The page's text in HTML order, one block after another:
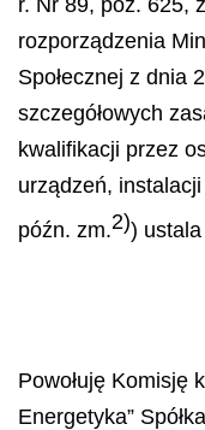
r. Nr 89, poz. 625,
rozporządzenia
Społecznej z dnia
szczegółowych
kwalifikacji przez
urządzeń,
późn. zm.2)) ustala
Powołuję Komisję
Energetyka” Spół